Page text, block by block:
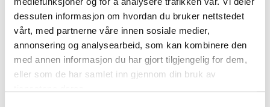
dessuten informasjon om hvordan du bruker nettstedet
vårt, med partnerne våre innen sosiale medier,
annonsering og analysearbeid, som kan kombinere den
med annen informasjon du har gjort tilgjengelig for dem,
eller som de har samlet inn gjennom din bruk av
Cutipol er en portugisisk produsent av bestikk som
ble grunnlagt av José Ribeiro i 1963. Bestikket